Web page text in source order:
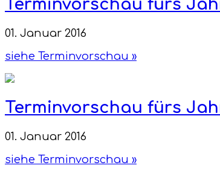
Terminvorschau fürs
01. Januar 2016
siehe Terminvorschau »
Terminvorschau fürs
01. Januar 2016
siehe Terminvorschau »